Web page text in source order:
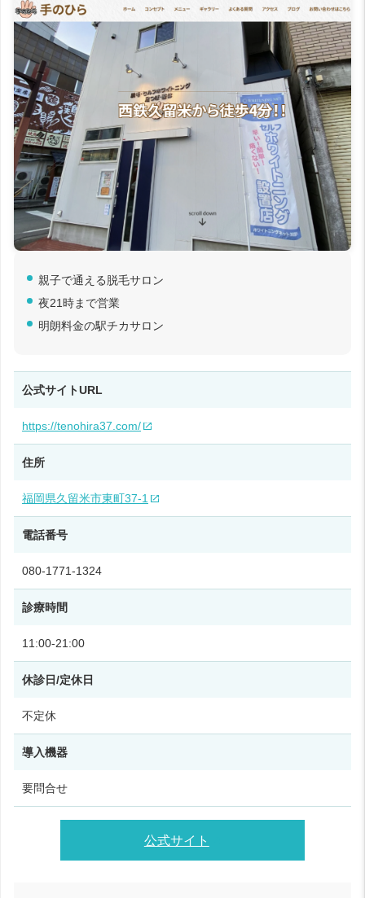
親子で通える脱毛サロン
夜21時まで営業
明朗料金の駅チカサロン
公式サイトURL
https://tenohira37.com/
住所
福岡県久留米市東町37‑1
電話番号
080‑1771‑1324
診療時間
11:00‑21:00
休診日/定休日
不定休
導入機器
要問合せ
公式サイト